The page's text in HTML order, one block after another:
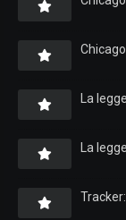
La
La